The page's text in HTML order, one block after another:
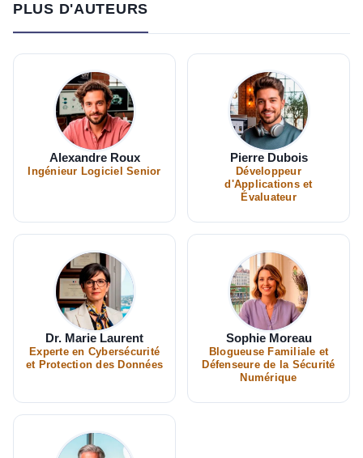
PLUS D'AUTEURS
Alexandre Roux
Ingénieur Logiciel Senior
Pierre Dubois
Développeur
d'Applications et
Évaluateur
Dr. Marie Laurent
Experte en Cybersécurité
et Protection des Données
Sophie Moreau
Blogueuse Familiale et
Défenseure de la Sécurité
Numérique